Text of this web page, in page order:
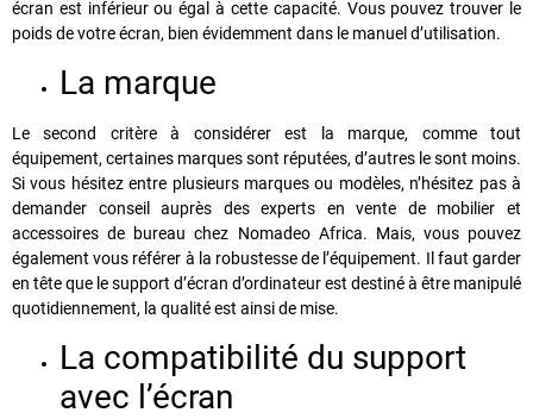
écran est inférieur ou égal à cette capacité. Vous pouvez trouver le
poids de votre écran, bien évidemment dans le manuel d’utilisation.
La marque
Le second critère à considérer est la marque, comme tout
équipement, certaines marques sont réputées, d’autres le sont moins.
Si vous hésitez entre plusieurs marques ou modèles, n’hésitez pas à
demander conseil auprès des experts en vente de mobilier et
accessoires de bureau chez Nomadeo Africa. Mais, vous pouvez
également vous référer à la robustesse de l’équipement. Il faut garder
en tête que le support d’écran d’ordinateur est destiné à être manipulé
quotidiennement, la qualité est ainsi de mise.
La compatibilité du support
avec l’écran